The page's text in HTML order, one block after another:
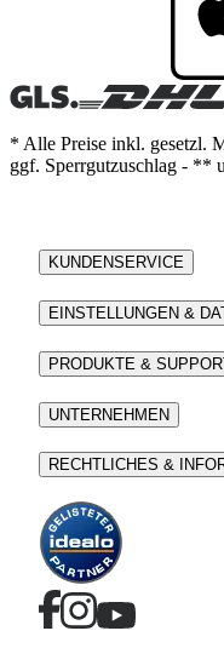
* Alle Preise inkl. gesetzl.
ggf. Sperrgutzuschlag - **
KUNDENSERVICE
EINSTELLUNGEN &
PRODUKTE &
UNTERNEHMEN
RECHTLICHES &